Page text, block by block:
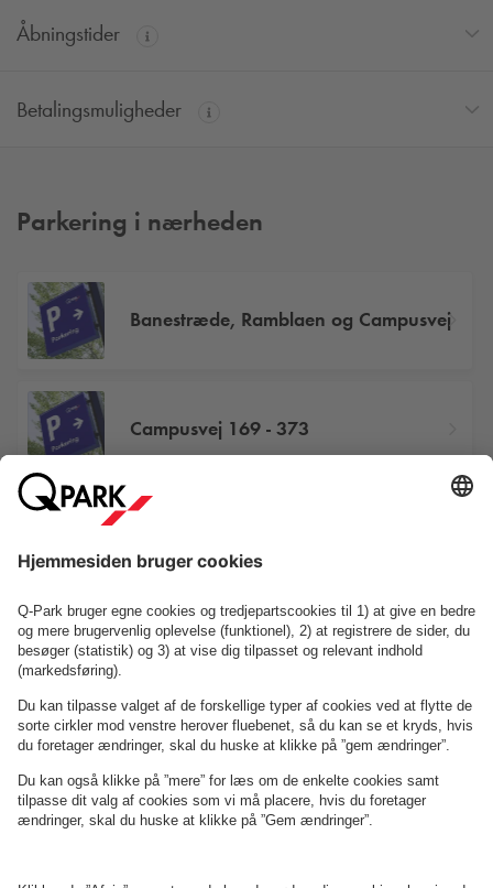
Åbningstider
Betalingsmuligheder
Parkering i nærheden
Banestræde, Ramblaen og Campusvej
Campusvej 169 - 373
Se P-anlæg på kortet
OmQ-Park
Erhverv